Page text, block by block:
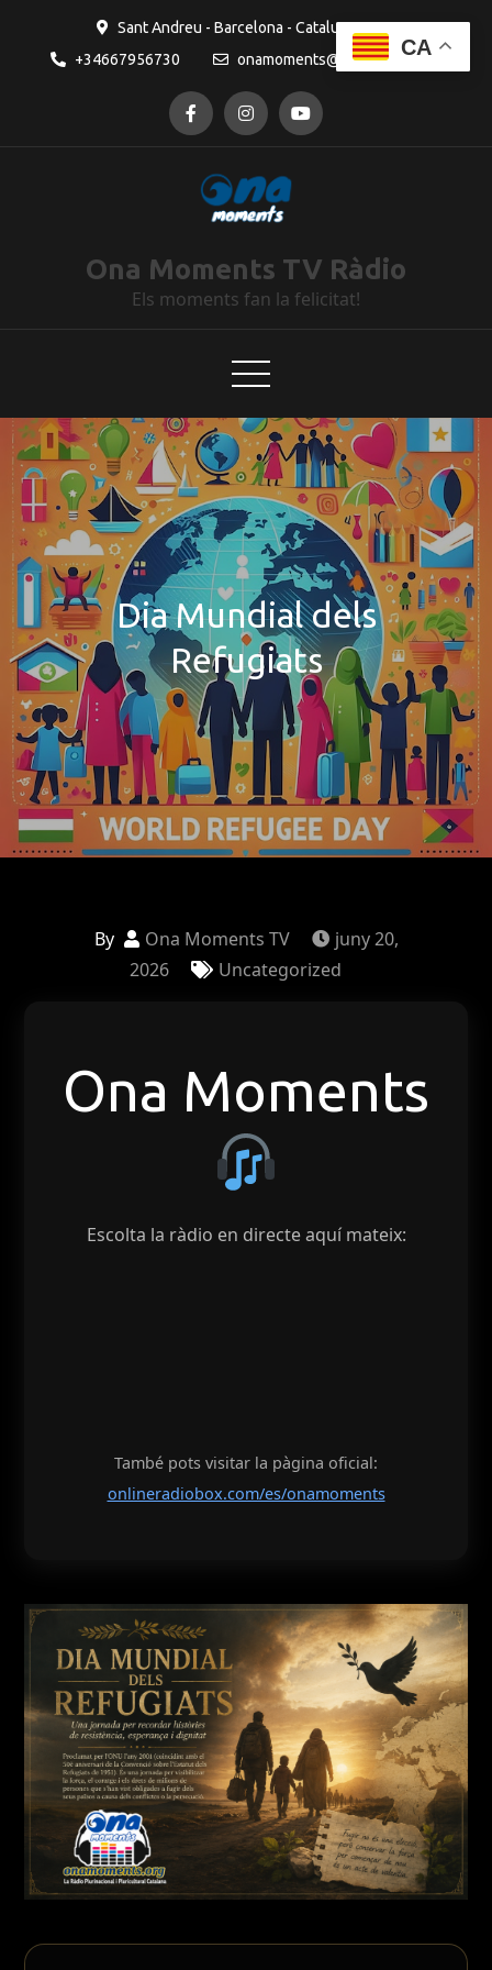
Sant Andreu - Barcelona - Catalunya
+34667956730
onamoments@gmail.com
Ona Moments TV Ràdio
Els moments fan la felicitat!
Dia Mundial dels
Refugiats
By Ona Moments TV
juny 20,
2026
Uncategorized
Ona Moments
Escolta la ràdio en directe aquí mateix:
També pots visitar la pàgina oficial:
onlineradiobox.com/es/onamoments
CA